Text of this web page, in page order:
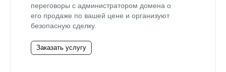
переговоры с администратором домена о
его продаже по вашей цене и организуют
безопасную сделку.
Заказать услугу